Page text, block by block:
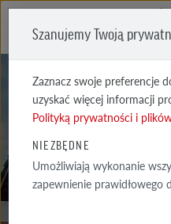
WYSELEKCJONOWANE
Szanujemy Twoją
Zaznacz swoje preferencje
uzyskać więcej informacji
Polityką prywatności i
NIEZBĘDNE
Umożliwiają wykonanie
zapewnienie prawidłowego